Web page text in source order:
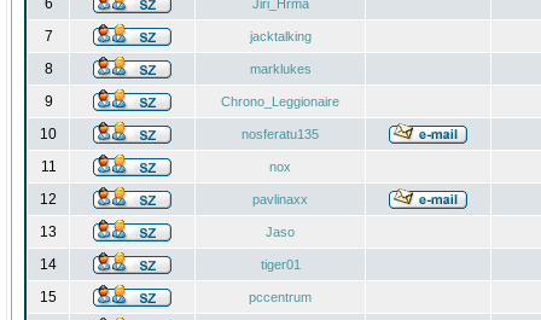
6
Jiri_Hrma
7 jacktalking
8 marklukes
9 Chrono_Leggionaire
10 nosferatu135
11 nox
12 pavlinaxx
13 Jaso
14 tiger01
15 pccentrum